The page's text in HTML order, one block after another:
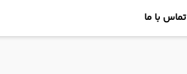
تماس با ما